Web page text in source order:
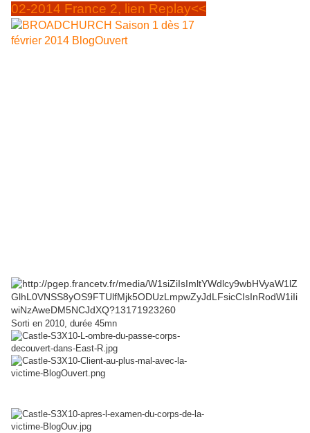
02-2014 France 2, lien Replay<<
Sorti en 2010, durée 45mn